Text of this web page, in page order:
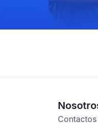
Contactos